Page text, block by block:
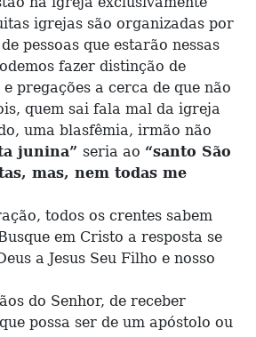
igrejas são organizadas por
pessoas que estarão nessas
fazer distinção de
pregações a cerca de que não
quem sai fala mal da igreja
uma blasfêmia, irmão não
junina” seria ao “santo São
mas, nem todas me
todos os crentes sabem
em Cristo a resposta se
a Jesus Seu Filho e nosso
do Senhor, de receber
possa ser de um apóstolo ou